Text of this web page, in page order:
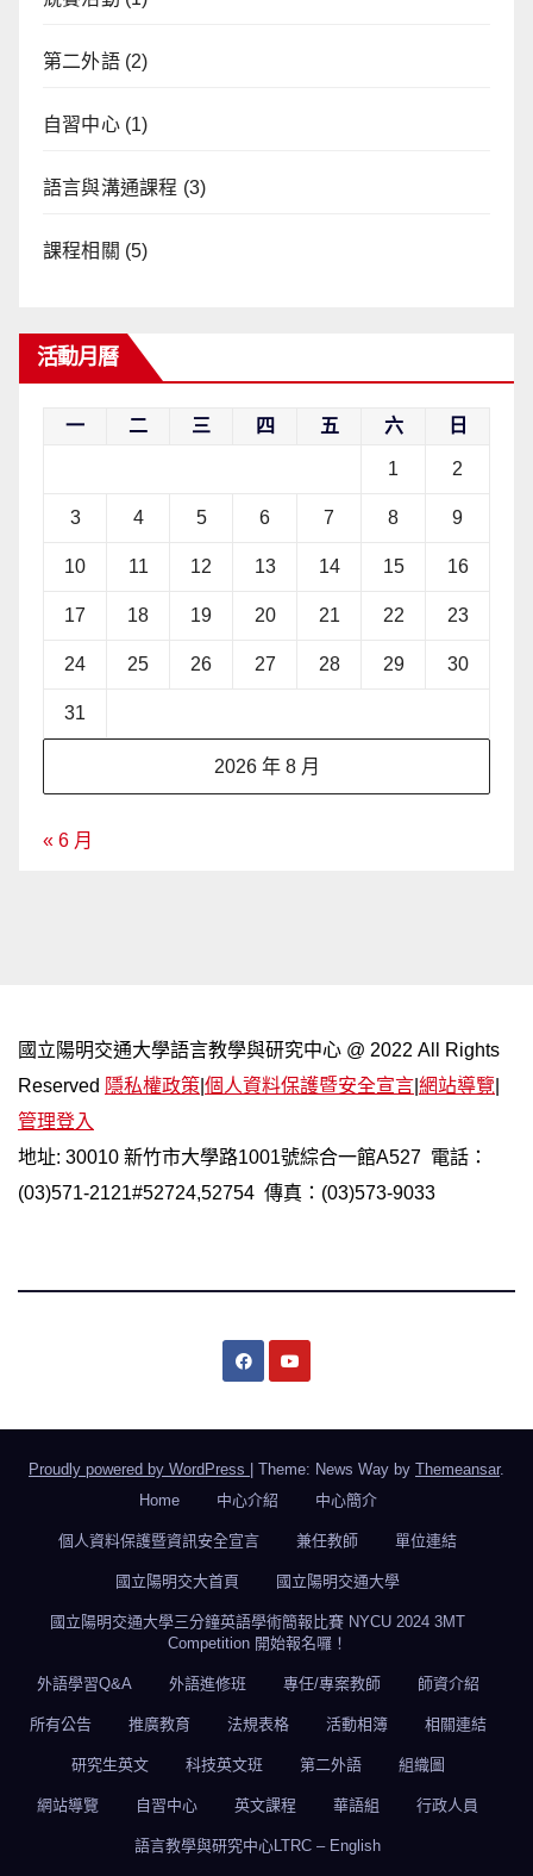
第二外語(2)
自習中心(1)
語言與溝通課程 (3)
課程相關 (5)
活動月曆
2026 年 8 月
一 二 三 四 五 六 日
1 2
3 4 5 6 7 8 9
10 11 12 13 14 15 16
17 18 19 20 21 22 23
24 25 26 27 28 29 30
31
« 6 月
國立陽明交通大學語言教學與研究中心 @ 2022 All Rights
Reserved 隱私權政策 個人資料保護暨安全宣言 網站導覽
管理登入
地址: 30010 新竹市大學路1001號綜合一館A527 電話：
(03)571-2121#52724,52754 傳真：(03)573-9033
Proudly powered by WordPress Theme: News Way by Themeansar.
Home
中心介紹 中心簡介
個人資料保護暨資訊安全宣言 兼任教師 單位連結
國立陽明交大首頁 國立陽明交通大學
國立陽明交通大學三分鐘英語學術簡報比賽 NYCU 2024 3MT
Competition 開始報名囉！
外語學習Q&A 外語進修班 專任/專案教師 師資介紹
所有公告 推廣教育 法規表格 活動相簿 相關連結
研究生英文 科技英文班 第二外語 組織圖
網站導覽 自習中心 英文課程 華語組 行政人員
語言教學與研究中心LTRC – English